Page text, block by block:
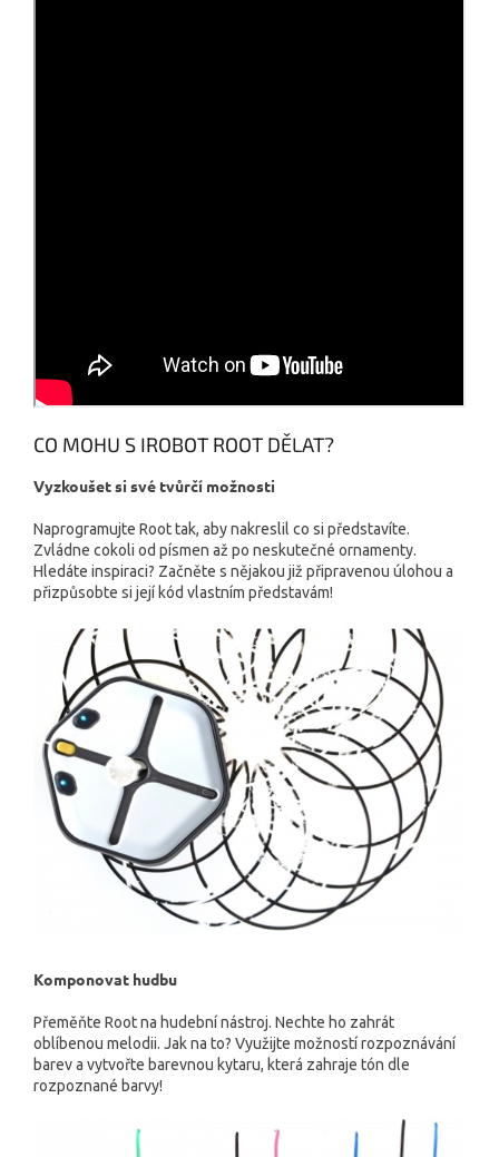
CO MOHU S IROBOT ROOT DĚLAT?
Vyzkoušet si své tvůrčí možnosti
Naprogramujte Root tak, aby nakreslil co si představíte.
Zvládne cokoli od písmen až po neskutečné ornamenty.
Hledáte inspiraci? Začněte s nějakou již připravenou úlohou a
přizpůsobte si její kód vlastním představám!
Komponovat hudbu
Přeměňte Root na hudební nástroj. Nechte ho zahrát
oblíbenou melodii. Jak na to? Využijte možností rozpoznávání
barev a vytvořte barevnou kytaru, která zahraje tón dle
rozpoznané barvy!